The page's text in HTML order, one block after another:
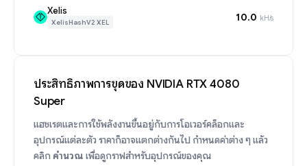
Xelis
XelisHashV2 XEL 10.0 kH/s
ประสิทธิภาพการขุดของ NVIDIA RTX 4080
Super
แฮชเรตและการใช้พลังงานขึ้นอยู่กับการโอเวอร์คล็อกและ
อุปกรณ์แต่ละตัว ราคาก็อาจแตกต่างกันไป กำหนดค่าต่าง ๆ แล้ว
คลิก คำนวณ เพื่อดูกราฟสำหรับอุปกรณ์ของคุณ